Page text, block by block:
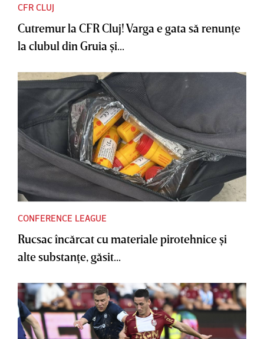
CFR CLUJ
Cutremur la CFR Cluj! Varga e gata să renunţe
la clubul din Gruia şi...
CONFERENCE LEAGUE
Rucsac încărcat cu materiale pirotehnice şi
alte substanţe, găsit...